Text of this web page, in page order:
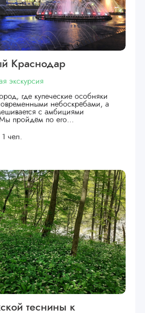
Краснодар
экскурсия
где купеческие особняки
небоскрёбами, а
с амбициями
пройдём по его…
чел.
теснины к